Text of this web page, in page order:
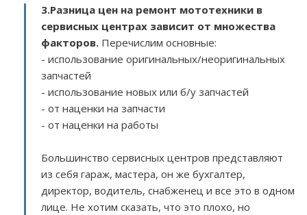
3.Разница цен на ремонт мототехники в
сервисных центрах зависит от множества
факторов. Перечислим основные:
- использование оригинальных/неоригинальных
запчастей
- использование новых или б/у запчастей
- от наценки на запчасти
- от наценки на работы
Большинство сервисных центров представляют
из себя гараж, мастера, он же бухгалтер,
директор, водитель, снабженец и все это в одном
лице. Не хотим сказать, что это плохо, но